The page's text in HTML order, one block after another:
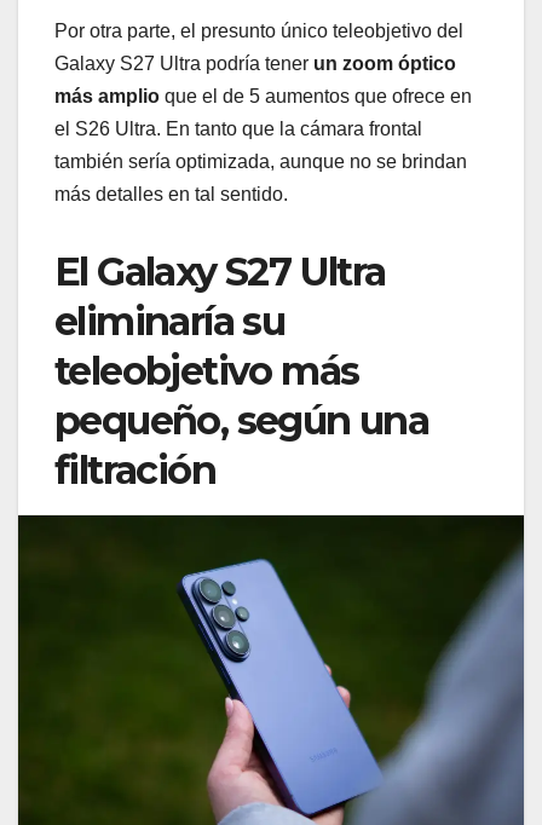
Por otra parte, el presunto único teleobjetivo del
Galaxy S27 Ultra podría tener un zoom óptico
más amplio que el de 5 aumentos que ofrece en
el S26 Ultra. En tanto que la cámara frontal
también sería optimizada, aunque no se brindan
más detalles en tal sentido.
El Galaxy S27 Ultra
eliminaría su
teleobjetivo más
pequeño, según una
filtración